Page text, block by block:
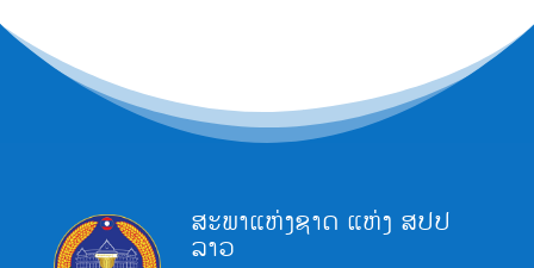
ສະພາແຫ່ງຊາດ ແຫ່ງ ສປປ
ລາວ